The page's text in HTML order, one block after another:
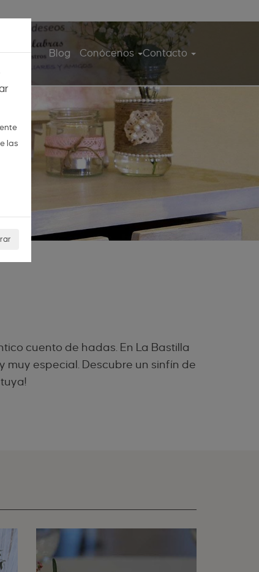
Blog Conócenos Contacto
cuento de hadas. En La Bastilla
especial. Descubre un sinfín de
las